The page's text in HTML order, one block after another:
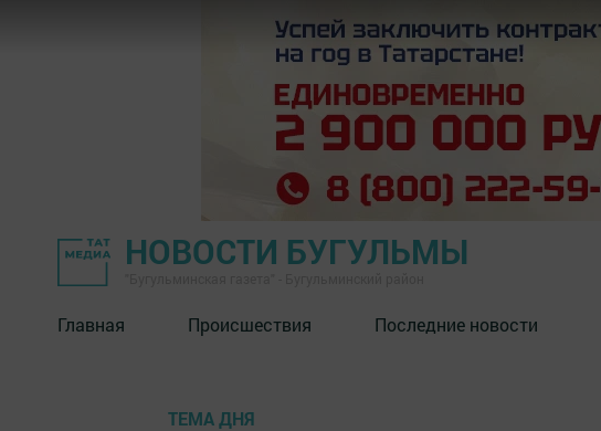
НОВОСТИ БУГУЛЬМЫ
Главная Происшествия Последние новости
ТЕМА ДНЯ